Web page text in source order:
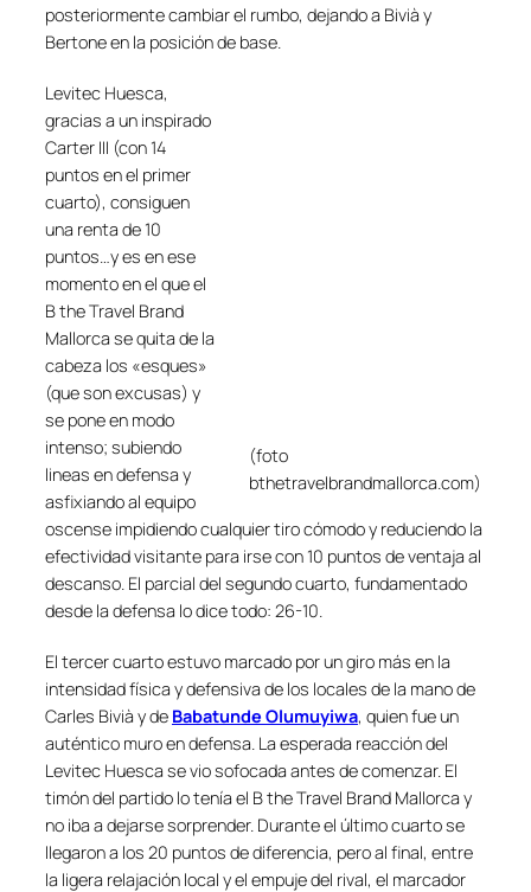
posteriormente cambiar el rumbo, dejando a Bivià y
Bertone en la posición de base.
(foto
bthetravelbrandmallorca.com)
Levitec Huesca,
gracias a un inspirado
Carter III (con 14
puntos en el primer
cuarto), consiguen
una renta de 10
puntos…y es en ese
momento en el que el
B the Travel Brand
Mallorca se quita de la
cabeza los «esques»
(que son excusas) y
se pone en modo
intenso; subiendo
lineas en defensa y
asfixiando al equipo
oscense impidiendo cualquier tiro cómodo y reduciendo la
efectividad visitante para irse con 10 puntos de ventaja al
descanso. El parcial del segundo cuarto, fundamentado
desde la defensa lo dice todo: 26-10.
El tercer cuarto estuvo marcado por un giro más en la
intensidad física y defensiva de los locales de la mano de
Carles Bivià y de Babatunde Olumuyiwa, quien fue un
auténtico muro en defensa. La esperada reacción del
Levitec Huesca se vio sofocada antes de comenzar. El
timón del partido lo tenía el B the Travel Brand Mallorca y
no iba a dejarse sorprender. Durante el último cuarto se
llegaron a los 20 puntos de diferencia, pero al final, entre
la ligera relajación local y el empuje del rival, el marcador